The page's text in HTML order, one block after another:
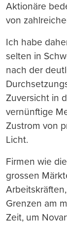
Aktionäre
von
Ich habe
selten in
nach der
Zuversicht in
vernünftige
Zustrom von
Licht.
Firmen wie
grossen
Grenzen am
Zeit, um